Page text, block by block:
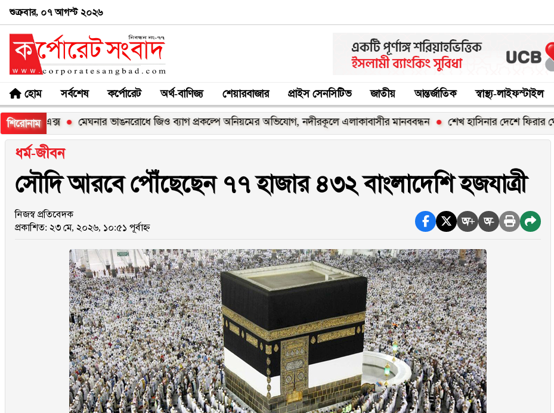
শুক্রবার, ০৭ আগস্ট ২০২৬
হোম সর্বশেষ কর্পোরেট অর্থ-বাণিজ্য শেয়ারবাজার প্রাইস সেনসিটিভ জাতীয় আন্তর্জাতিক স্বাস্থ্য-লাইফস্টাইল
শিরোনামমেঘনার ভাঙনরোধে জিও ব্যাগ প্রকল্পে অনিয়মের অভিযোগ, নদীরকূলে এলাকাবাসীর মানববন্ধন শেখ হাসিনার দেশে ফিরার ঘোষণা
ধর্ম-জীবন
সৌদি আরবে পৌঁছেছেন ৭৭ হাজার ৪৩২ বাংলাদেশি হজযাত্রী
নিজস্ব প্রতিবেদক
প্রকাশিত: ২৩ মে, ২০২৬, ১০:৫১ পূর্বাহ্ন
অ+ অ-